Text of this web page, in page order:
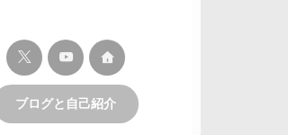
ブログと自己紹介